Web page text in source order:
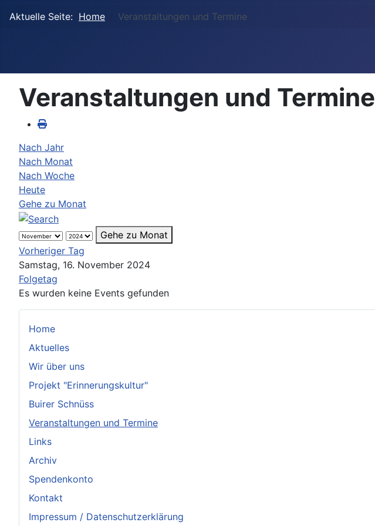
Aktuelle Seite: Home Veranstaltungen und Termine
Home
Aktuelles
Wir über uns
Projekt "Erinnerungskultur"
Buirer Schnüss
Veranstaltungen und Termine
Links
Archiv
Spendenkonto
Kontakt
Impressum / Datenschutzerklärung
Veranstaltungen und Termine
Nach Jahr
Nach Monat
Nach Woche
Heute
Gehe zu Monat
Gehe zu Monat
Vorheriger Tag
Samstag, 16. November 2024
Folgetag
Es wurden keine Events gefunden